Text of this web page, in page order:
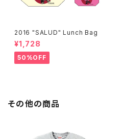
2016 "SALUD" Lunch Bag
¥1,728
50%OFF
その他の商品